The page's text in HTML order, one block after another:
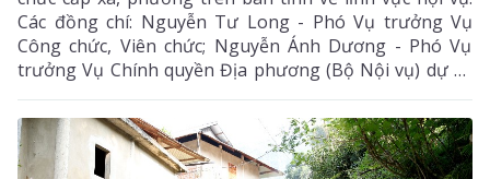
Các đồng chí: Nguyễn Tư Long - Phó Vụ trưởng Vụ
Công chức, Viên chức; Nguyễn Ánh Dương - Phó Vụ
trưởng Vụ Chính quyền Địa phương (Bộ Nội vụ) dự và
trực tiếp trao đổi các chuyên đề.